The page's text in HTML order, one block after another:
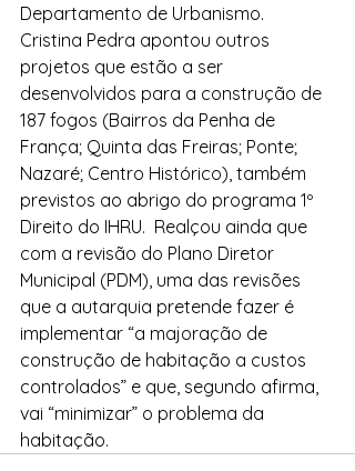
Departamento de Urbanismo.
Cristina Pedra apontou outros
projetos que estão a ser
desenvolvidos para a construção de
187 fogos (Bairros da Penha de
França; Quinta das Freiras; Ponte;
Nazaré; Centro Histórico), também
previstos ao abrigo do programa 1º
Direito do IHRU.  Realçou ainda que
com a revisão do Plano Diretor
Municipal (PDM), uma das revisões
que a autarquia pretende fazer é
implementar “a majoração de
construção de habitação a custos
controlados” e que, segundo afirma,
vai “minimizar” o problema da
habitação.